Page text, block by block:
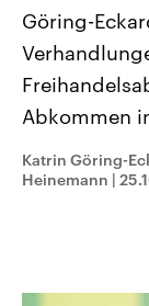
September
Landtag. Seit
Bundesland von
CDU, SPD und
Umfragen,
und
Wahl.
Sendungen
Audio-Archiv
Göring-
Abkommen
Katrin Göring-
Heinemann |